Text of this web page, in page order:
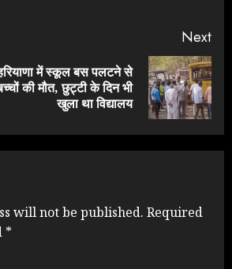
Next
में स्कूल बस पलटने से
की मौत, छुट्टी के दिन भी
खुला था विद्यालय
will not be published. Required
*